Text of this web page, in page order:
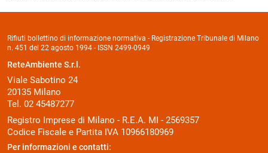
Rifiuti bollettino di informazione normativa - Registrazione Tribunale di Milano
n. 451 del 22 agosto 1994 - ISSN 2499-0949
ReteAmbiente S.r.l.
Viale Sabotino 24
20135 Milano
Tel. 02 45487277
Registro Imprese di Milano - R.E.A. MI - 2569357
Codice Fiscale e Partita IVA 10966180969
Per informazioni e contatti: